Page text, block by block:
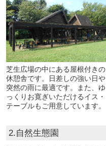
芝生広場の中にある屋根付きの
休憩舎です。日差しの強い日や
突然の雨に最適です。また、ゆ
っくりお寛ぎいただけるイス・
テーブルもご用意しています。
2.自然生態園